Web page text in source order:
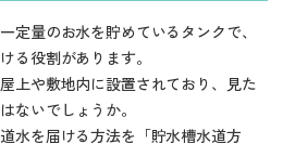
定量のお水を貯めているタンクで、
る役割があります。
上や敷地内に設置されており、見た
ないでしょうか。
水を届ける方法を「貯水槽水道方